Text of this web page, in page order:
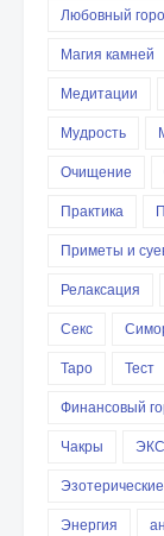
Любовный
Магия камней
Медитации
Мудрость
Очищение
Практика
Приметы и
Релаксация
Секс
Таро
Тест
Финансовый
Чакры
Энергия